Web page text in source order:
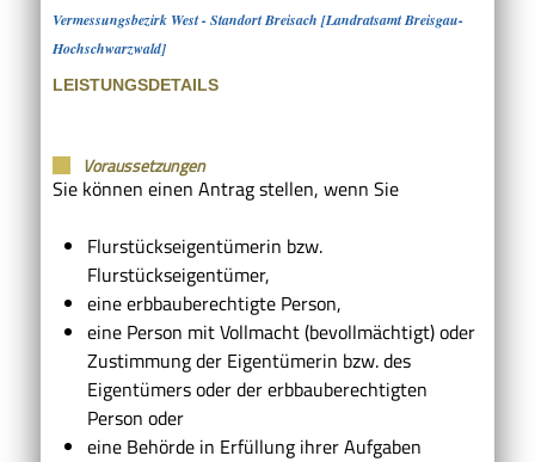
Vermessungsbezirk West - Standort Breisach [Landratsamt Breisgau-
Hochschwarzwald]
LEISTUNGSDETAILS
Voraussetzungen
Sie können einen Antrag stellen, wenn Sie
Flurstückseigentümerin bzw.
Flurstückseigentümer,
eine erbbauberechtigte Person,
eine Person mit Vollmacht (bevollmächtigt) oder
Zustimmung der Eigentümerin bzw. des
Eigentümers oder der erbbauberechtigten
Person oder
eine Behörde in Erfüllung ihrer Aufgaben